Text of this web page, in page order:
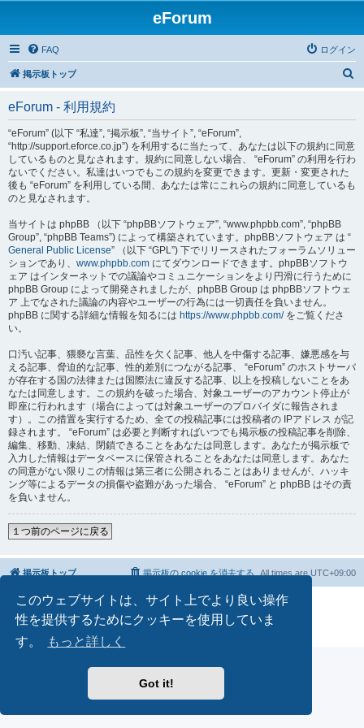
このウェブサイトは、サイト上でより良い操作
性を提供するためにクッキーを使用していま
す。
もっと詳しく
Got it!
eForum
FAQ ログイン
掲示板トップ
eForum - 利用規約
“eForum” (以下 “私達”, “掲示板”, “当サイト”, “eForum”,
“http://support.eforce.co.jp”) を利用するに当たって、あなたは以下の規約に同意
しているものと見なされます。規約に同意しない場合、 “eForum” の利用を行わ
ないでください。私達はいつでもこの規約を変更できます。更新・変更された
後も “eForum” を利用している間、あなたは常にこれらの規約に同意しているも
のと見なされます。
当サイトは phpBB （以下 “phpBBソフトウェア”, “www.phpbb.com”, “phpBB
Group”, “phpBB Teams”) によって構築されています。phpBBソフトウェア は “
General Public License” （以下 “GPL”) 下でリリースされたフォーラムソリュー
ションであり、 www.phpbb.com にてダウンロードできます。phpBBソフトウ
ェア はインターネットでの議論やコミュニケーションをより円滑に行うために
phpBB Group によって開発されましたが、phpBB Group は phpBBソフトウェ
ア 上でなされた議論の内容やユーザーの行為には一切責任を負いません。
phpBB に関する詳細な情報を知るには https://www.phpbb.com/をご覧くださ
い。
口汚い記事、猥褻な言葉、品性を欠く記事、他人を中傷する記事、嫌悪感を与
える記事、脅迫的な記事、性的差別につながる記事、 “eForum” のホストサーバ
が存在する国の法律または国際法に違反する記事、以上を投稿しないことをあ
なたは同意します。この規約を破った場合、対象ユーザーのアカウント停止が
即座に行われます（場合によっては対象ユーザーのプロバイダに報告されま
す）。この措置を実行するため、全ての投稿記事には投稿者の IPアドレス が記
録されます。 “eForum” は必要と判断すればいつでも掲示板の投稿記事を削除、
編集、移動、凍結、閉鎖できることをあなたは同意します。あなたが掲示板で
入力した情報はデータベースに保管されることをあなたは同意します。あなた
の同意がない限りこの情報は第三者に公開されることはありませんが、ハッキ
ング等によるデータの損傷や盗難があった場合、 “eForum” と phpBB はその責
を負いません。
１つ前のページに戻る
掲示板トップ All times are UTC+09:00
掲示板の cookie を消去する
Powered byphpBB® Forum Software © phpBB Limited
Japanese translation principally by ocean